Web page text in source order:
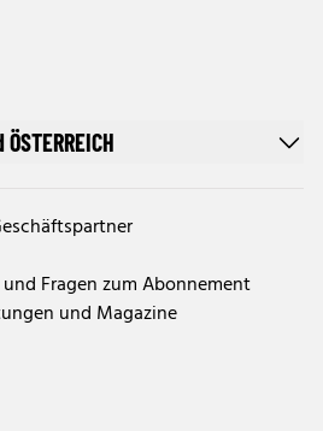
Fragen zum Abonnement
und Magazine